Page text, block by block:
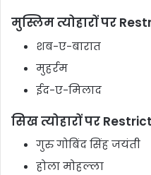
मुस्लिम त्योहारों पर
शब-ए-बारात
मुहर्रम
ईद-ए-मिलाद
सिख त्योहारों पर
गुरु गोबिंद सिंह जयंती
होला मोहल्ला